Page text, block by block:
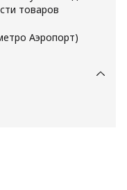
товаров
Аэропорт)